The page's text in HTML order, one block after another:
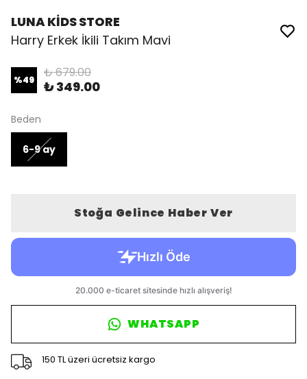
LUNA KİDS STORE
Harry Erkek İkili Takım Mavi
%49 ₺ 679.00
₺ 349.00
Beden
6-9 ay
Stoğa Gelince Haber Ver
WHATSAPP
150 TL üzeri ücretsiz kargo